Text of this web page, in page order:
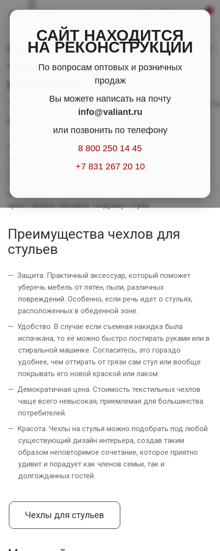
САЙТ НАХОДИТСЯ
НА РЕКОНСТРУКЦИИ
По вопросам оптовых и розничных
продаж
Вы можете написать на почту
info@valiant.ru
или позвонить по телефону
8 800 250 14 45
+7 831 267 20 10
0
Обновляем интерьер -
чехлы для стульев от
компании Valiant
Вестник Valiant — Обновляем интерьер - чехлы для
На улице – весна, поэтому многим из нас хочется
изящных дополнений. Но как подойти к таким изменениям
потратив на это минимальное количество усилий? Ответ
прост! Можно обновить «сидушку» стула.
Преимущества чехлов для
стульев
Защита. Практичный аксессуар, который поможет
уберечь мебель от пятен, пыли, различных
повреждений. Особенно, если речь идет о стульях,
расположенных в обеденной зоне.
Удобство. В случае если съемная накидка была
испачкана, то её можно быстро постирать руками или в
стиральной машинке. Согласитесь, это гораздо
удобнее, чем оттирать от грязи сам стул или вообще
покрывать его новой краской или лаком.
Демократичная цена. Стоимость текстильных чехлов
чаще всего невысокая, приемлемая для большинства
потребителей.
Красота. Чехлы на стулья можно подобрать под любой
существующий дизайн интерьера, создав таким
образом неповторимое сочетание, которое приятно
удивит и порадует как членов семьи, так и
долгожданных гостей.
Чехлы для стульев